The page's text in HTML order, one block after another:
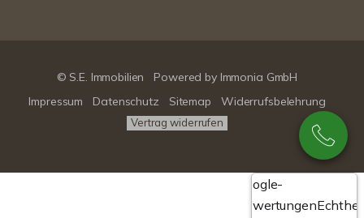
© S.E. Immobilien Powered by Immonia GmbH
Impressum
Datenschutz Sitemap Widerrufsbelehrung
Vertrag widerrufen
Google-
Bewertungen